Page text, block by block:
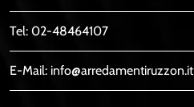
Tel: 02-48464107
E-Mail: info@arredamentiruzzon.it